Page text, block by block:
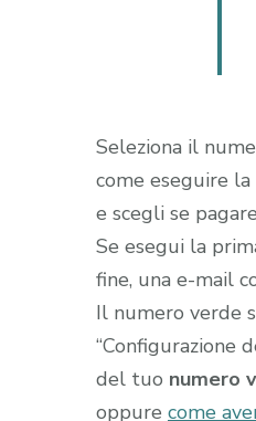
Seleziona il
come eseguire
e scegli se
Se esegui la
fine, una e-mail
Il numero verde
“Configurazione
del tuo numero
oppure come